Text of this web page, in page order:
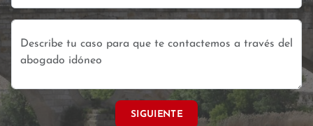
SIGUIENTE